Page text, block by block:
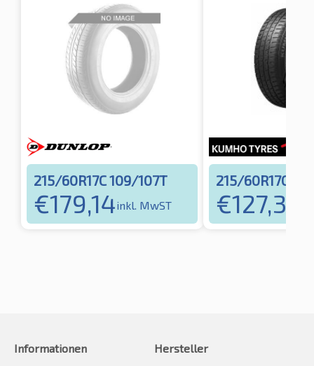
215/60R17C 109/107T
€179,14inkl. MwST
215/60R17C
€127,37
Informationen
Hersteller